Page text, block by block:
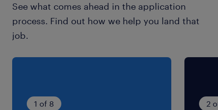
See what comes ahead in the application
process. Find out how we help you land that
job.
1 of 8 2